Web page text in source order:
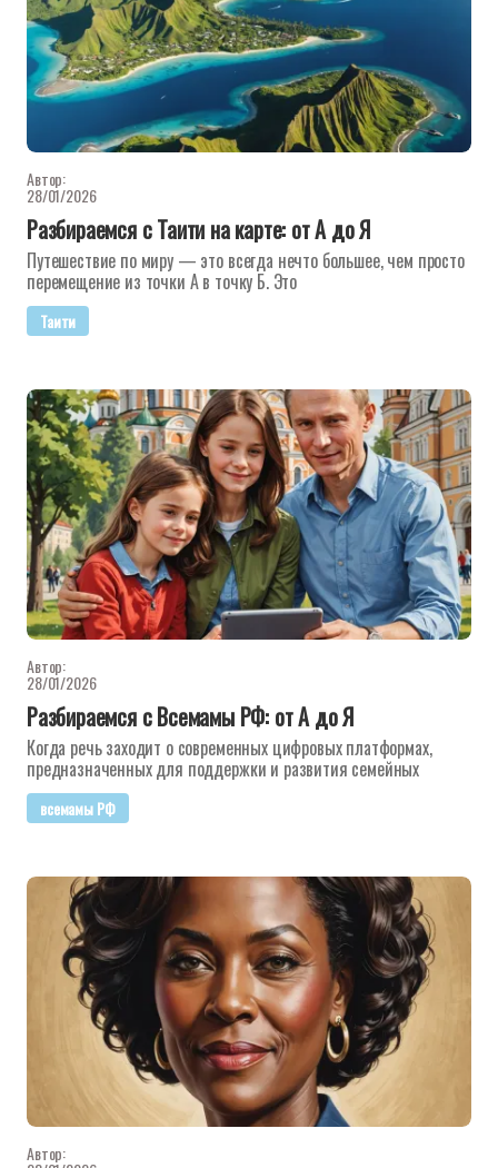
Автор:
28/01/2026
Разбираемся с Таити на карте: от А до Я
Путешествие по миру — это всегда нечто большее, чем просто
перемещение из точки А в точку Б. Это
Таити
Автор:
28/01/2026
Разбираемся с Всемамы РФ: от А до Я
Когда речь заходит о современных цифровых платформах,
предназначенных для поддержки и развития семейных
всемамы РФ
Автор: